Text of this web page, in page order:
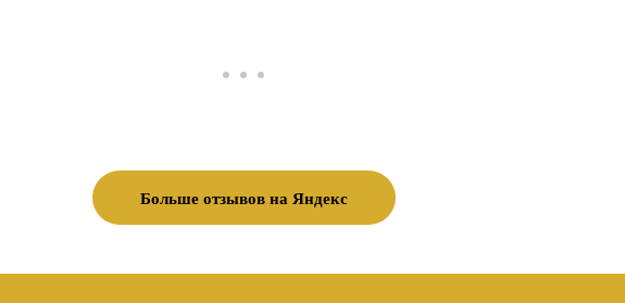
Больше отзывов на Яндекс